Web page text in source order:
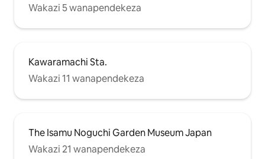
Wakazi 5 wanapendekeza
Kawaramachi Sta.
Wakazi 11 wanapendekeza
The Isamu Noguchi Garden Museum Japan
Wakazi 21 wanapendekeza